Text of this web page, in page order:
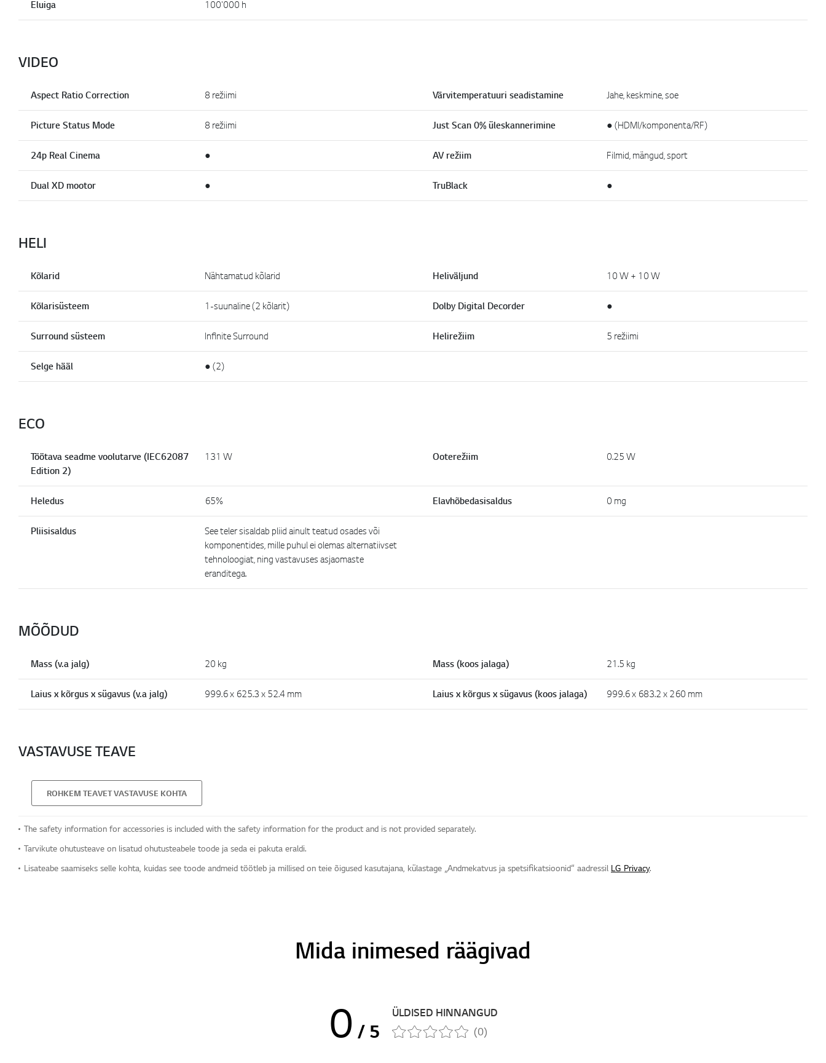
Eluiga 100'000 h
VIDEO
Aspect Ratio Correction 8 režiimi Värvitemperatuuri seadistamine Jahe, keskmine, soe
Picture Status Mode 8 režiimi Just Scan 0% üleskannerimine ● (HDMI/komponenta/RF)
24p Real Cinema ● AV režiim Filmid, mängud, sport
Dual XD mootor ● TruBlack ●
HELI
Kõlarid Nähtamatud kõlarid Heliväljund 10 W + 10 W
Kõlarisüsteem 1-suunaline (2 kõlarit) Dolby Digital Decorder ●
Surround süsteem Infinite Surround Helirežiim 5 režiimi
Selge hääl ● (2)
ECO
Töötava seadme voolutarve (IEC62087
Edition 2)
131 W Ooterežiim 0.25 W
Heledus 65% Elavhõbedasisaldus 0 mg
Pliisisaldus
See teler sisaldab pliid ainult teatud osades või
komponentides, mille puhul ei olemas alternatiivset
tehnoloogiat, ning vastavuses asjaomaste
eranditega.
MÕÕDUD
Mass (v.a jalg) 20 kg Mass (koos jalaga) 21.5 kg
Laius x kõrgus x sügavus (v.a jalg) 999.6 x 625.3 x 52.4 mm Laius x kõrgus x sügavus (koos jalaga) 999.6 x 683.2 x 260 mm
VASTAVUSE TEAVE
ROHKEM TEAVET VASTAVUSE KOHTA
The safety information for accessories is included with the safety information for the product and is not provided separately.
Tarvikute ohutusteave on lisatud ohutusteabele toode ja seda ei pakuta eraldi.
Lisateabe saamiseks selle kohta, kuidas see toode andmeid töötleb ja millised on teie õigused kasutajana, külastage „Andmekatvus ja spetsifikatsioonid“ aadressil LG Privacy.
Mida inimesed räägivad
0 / 5
ÜLDISED HINNANGUD
(0)